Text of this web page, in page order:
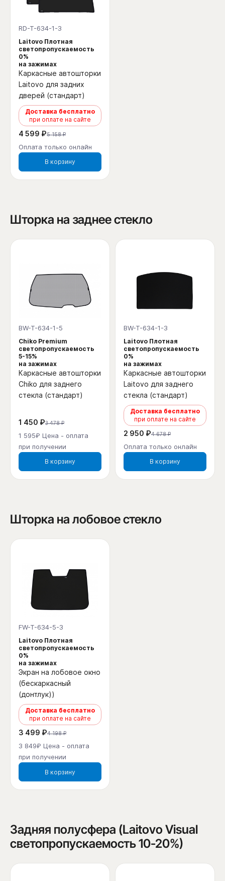
RD-T-634-1-3
Laitovo Плотная
светопропускаемость
0%
на зажимах
Каркасные автошторки
Laitovo для задних
дверей (стандарт)
Доставка бесплатно
при оплате на сайте
4 599 ₽5 158 ₽
Оплата только онлайн
В корзину
Шторка на заднее стекло
BW-T-634-1-5
Chiko Premium
светопропускаемость
5-15%
на зажимах
Каркасные автошторки
Chiko для заднего
стекла (стандарт)
1 450 ₽3 478 ₽
1 595₽ Цена - оплата
при получении
В корзину
BW-T-634-1-3
Laitovo Плотная
светопропускаемость
0%
на зажимах
Каркасные автошторки
Laitovo для заднего
стекла (стандарт)
Доставка бесплатно
при оплате на сайте
2 950 ₽4 678 ₽
Оплата только онлайн
В корзину
Шторка на лобовое стекло
FW-T-634-5-3
Laitovo Плотная
светопропускаемость
0%
на зажимах
Экран на лобовое окно
(бескаркасный
(донтлук))
Доставка бесплатно
при оплате на сайте
3 499 ₽4 198 ₽
3 849₽ Цена - оплата
при получении
В корзину
Задняя полусфера (Laitovo Visual
светопропускаемость 10-20%)